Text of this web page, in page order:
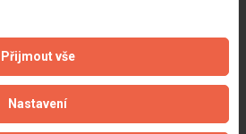
ARES dne 11.01.2025 22:40:22
Přijmout vše
Nastavení